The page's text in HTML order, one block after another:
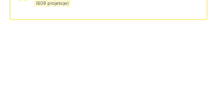
(609 projekcje)